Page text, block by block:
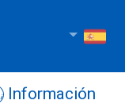
Información